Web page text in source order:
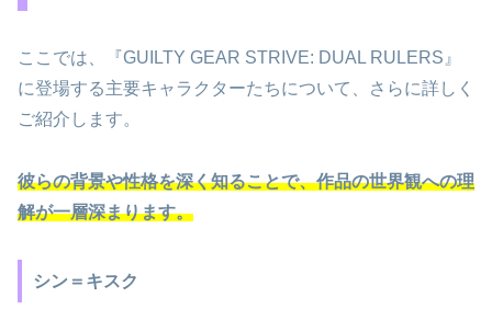
ここでは、『GUILTY GEAR STRIVE: DUAL RULERS』
に登場する主要キャラクターたちについて、さらに詳しく
ご紹介します。
彼らの背景や性格を深く知ることで、作品の世界観への理
解が一層深まります。
シン＝キスク